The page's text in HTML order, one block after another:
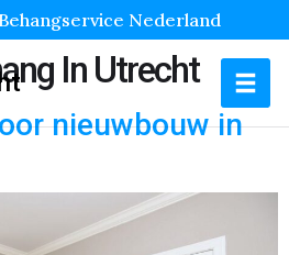
Nederland
In Utrecht
nieuwbouw in